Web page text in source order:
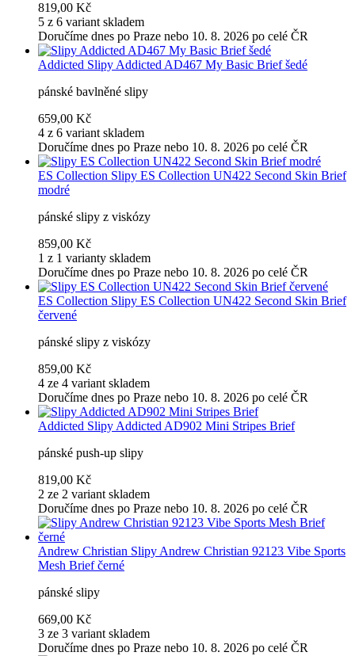
819,00 Kč
5 z 6 variant skladem
Doručíme dnes po Praze nebo 10. 8. 2026 po celé ČR
Addicted Slipy Addicted AD467 My Basic Brief šedé
pánské bavlněné slipy
659,00 Kč
4 z 6 variant skladem
Doručíme dnes po Praze nebo 10. 8. 2026 po celé ČR
ES Collection Slipy ES Collection UN422 Second Skin Brief
modré
pánské slipy z viskózy
859,00 Kč
1 z 1 varianty skladem
Doručíme dnes po Praze nebo 10. 8. 2026 po celé ČR
ES Collection Slipy ES Collection UN422 Second Skin Brief
červené
pánské slipy z viskózy
859,00 Kč
4 ze 4 variant skladem
Doručíme dnes po Praze nebo 10. 8. 2026 po celé ČR
Addicted Slipy Addicted AD902 Mini Stripes Brief
pánské push-up slipy
819,00 Kč
2 ze 2 variant skladem
Doručíme dnes po Praze nebo 10. 8. 2026 po celé ČR
Andrew Christian Slipy Andrew Christian 92123 Vibe Sports
Mesh Brief černé
pánské slipy
669,00 Kč
3 ze 3 variant skladem
Doručíme dnes po Praze nebo 10. 8. 2026 po celé ČR